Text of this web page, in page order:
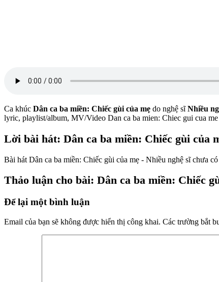
Ca khúc Dân ca ba miền: Chiếc gùi của mẹ do nghệ sĩNhiều
lyric, playlist/album, MV/Video Dan ca ba mien: Chiec gui cua
Lời bài hát: Dân ca ba miền: Chiếc gùi của
Bài hát Dân ca ba miền: Chiếc gùi của mẹ - Nhiều nghệ sĩ chưa
Thảo luận cho bài: Dân ca ba miền: Chiếc
Để lại một bình luận
Email của bạn sẽ không được hiển thị công khai. Các trường bắt